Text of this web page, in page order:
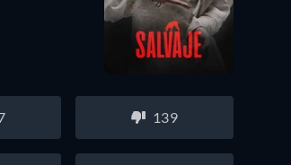
139